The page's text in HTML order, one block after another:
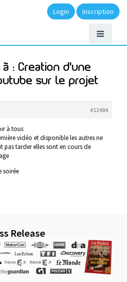
Login Inscription
à : Creation d'une
sur le projet
#12484
à tous
vidéo et disponible les autres ne
pas tarder elles sont en cours de
soirée
Release